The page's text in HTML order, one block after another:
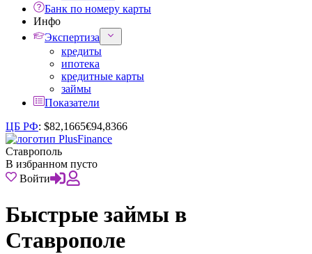
Банк по номеру карты
Инфо
Экспертиза
кредиты
ипотека
кредитные карты
займы
Показатели
ЦБ РФ: $82,1665€94,8366
Ставрополь
В избранном пусто
Войти
Быстрые займы в
Ставрополе